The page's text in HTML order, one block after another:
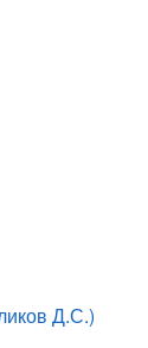
Д.С.)